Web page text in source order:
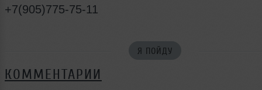
+7(905)775-75-11
Я ПОЙДУ
КОММЕНТАРИИ